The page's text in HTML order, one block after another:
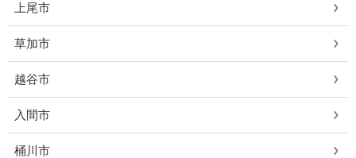
上尾市
草加市
越谷市
入間市
桶川市